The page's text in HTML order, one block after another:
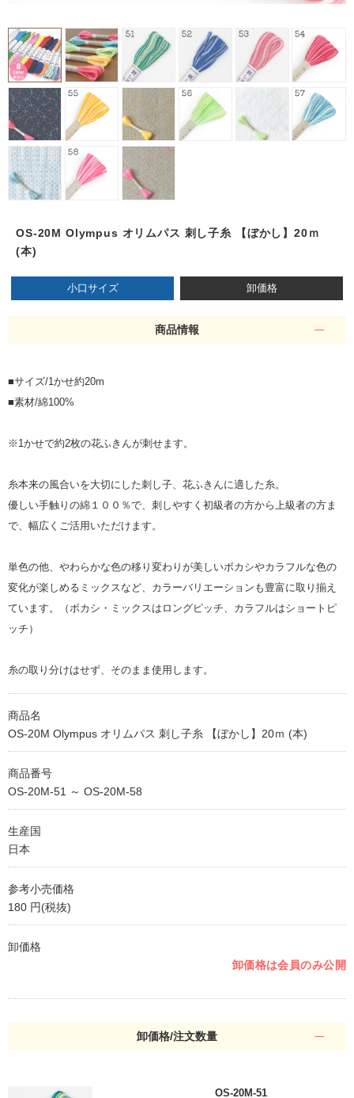
OS-20M Olympus オリムパス 刺し子糸 【ぼかし】20ｍ
(本)
小口サイズ 卸価格
商品情報
■サイズ/1かせ約20m
■素材/綿100%
※1かせで約2枚の花ふきんが刺せます。
糸本来の風合いを大切にした刺し子、花ふきんに適した糸。
優しい手触りの綿１００％で、刺しやすく初級者の方から上級者の方ま
で、幅広くご活用いただけます。
単色の他、やわらかな色の移り変わりが美しいボカシやカラフルな色の
変化が楽しめるミックスなど、カラーバリエーションも豊富に取り揃え
ています。（ボカシ・ミックスはロングピッチ、カラフルはショートピ
ッチ）
糸の取り分けはせず、そのまま使用します。
商品名
OS-20M Olympus オリムパス 刺し子糸 【ぼかし】20ｍ (本)
商品番号
OS-20M-51 ～ OS-20M-58
生産国
日本
参考小売価格
180 円(税抜)
卸価格
卸価格は会員のみ公開
卸価格/注文数量
OS-20M-51